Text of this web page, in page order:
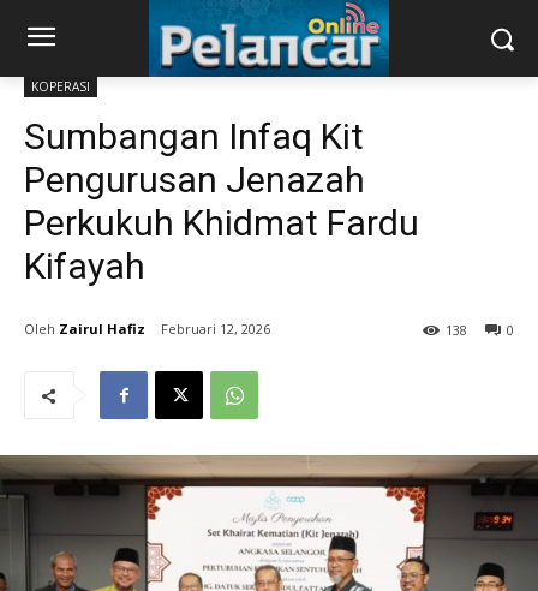
KOPERASI
Sumbangan Infaq Kit
Pengurusan Jenazah
Perkukuh Khidmat Fardu
Kifayah
Zairul Hafiz Februari 12, 2026 0
138